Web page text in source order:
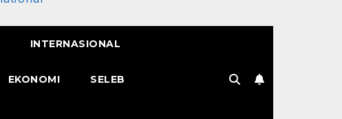
INTERNASIONAL
EKONOMI SELEB